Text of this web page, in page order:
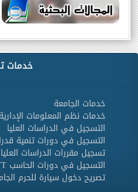
خدمات
خدمات الجامعة
خدمات نظم المعلومات الإدارية
التسجيل في الدراسات العليا
التسجيل في دورات تنمية
تسجيل مقررات الدراسات
التسجيل في دورات الحاسب ICTT
تصريح دخول سيارة للحرم